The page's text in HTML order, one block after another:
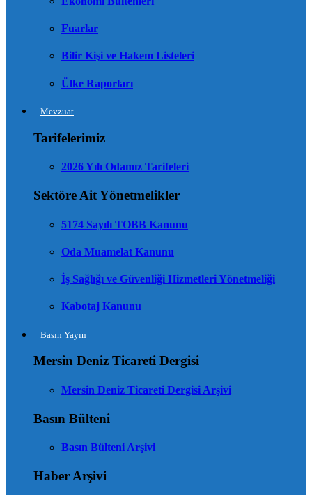
Fuarlar
Bilir Kişi ve Hakem Listeleri
Ülke Raporları
Mevzuat
Tarifelerimiz
2026 Yılı Odamız Tarifeleri
Sektöre Ait Yönetmelikler
5174 Sayılı TOBB Kanunu
Oda Muamelat Kanunu
İş Sağlığı ve Güvenliği Hizmetleri Yönetmeliği
Kabotaj Kanunu
Basın Yayın
Mersin Deniz Ticareti Dergisi
Mersin Deniz Ticareti Dergisi Arşivi
Basın Bülteni
Basın Bülteni Arşivi
Haber Arşivi